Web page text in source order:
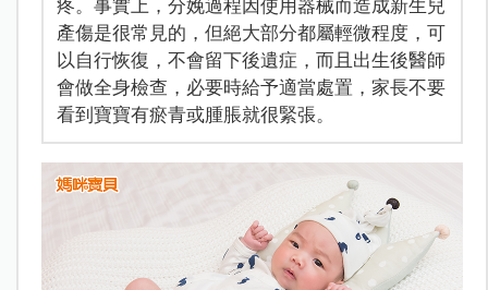
疼。事實上，分娩過程因使用器械而造成新生兒
產傷是很常見的，但絕大部分都屬輕微程度，可
以自行恢復，不會留下後遺症，而且出生後醫師
會做全身檢查，必要時給予適當處置，家長不要
看到寶寶有瘀青或腫脹就很緊張。